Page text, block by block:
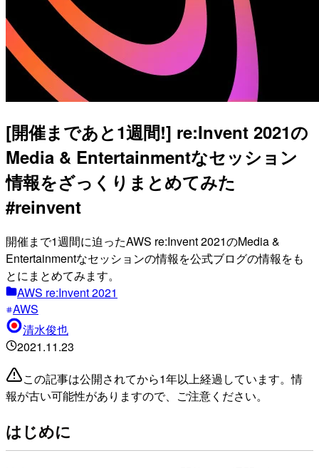
[開催まであと1週間!] re:Invent 2021の
Media & Entertainmentなセッション
情報をざっくりまとめてみた
#reinvent
開催まで1週間に迫ったAWS re:Invent 2021のMedia &
Entertainmentなセッションの情報を公式ブログの情報をも
とにまとめてみます。
AWS re:Invent 2021
AWS
清水俊也
2021.11.23
この記事は公開されてから1年以上経過しています。情
報が古い可能性がありますので、ご注意ください。
はじめに